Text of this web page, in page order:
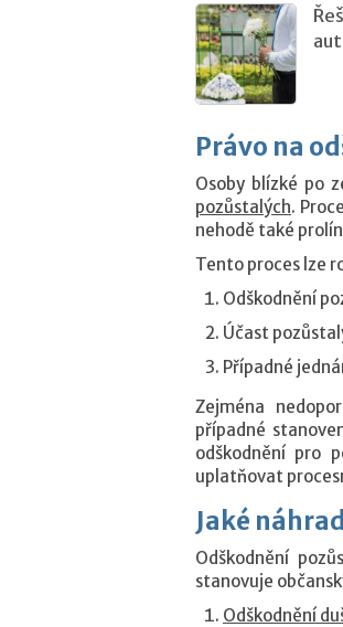
Právo na
Osoby blízké po
pozůstalých.
nehodě také
Tento proces lze
Odškodnění
Účast
Případné
Zejména
případné
odškodnění pro
uplatňovat
Jaké
Odškodnění
stanovuje
Odškodnění